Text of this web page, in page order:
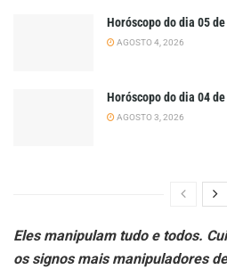
Horóscopo do dia 05
AGOSTO 4, 2026
Horóscopo do dia 04
AGOSTO 3, 2026
Eles manipulam tudo e todos.
os signos mais manipuladores